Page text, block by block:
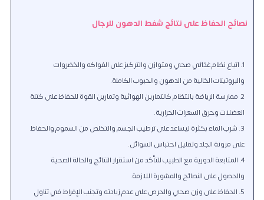
نصائح الحفاظ على نتائج شفط الدهون للرجال
اتباع نظام غذائي صحي ومتوازن والتركيز على الفواكه والخضروات
والبروتينات الخالية من الدهون والحبوب الكاملة.
ممارسة الرياضة بانتظام كالتمارين الهوائية وتمارين القوة للحفاظ على كتلة
العضلات وحرق السعرات الحرارية.
شرب الماء بكثرة ليساعد على ترطيب الجسم والتخلص من السموم والحفاظ
على مرونة الجلد وتقليل احتباس السوائل.
المتابعة الدورية مع الطبيب للتأكد من استقرار النتائج والحالة الصحية
والحصول على النصائح والمشورة اللازمة.
الحفاظ على وزن صحي والحرص على عدم زيادته وتجنب الإفراط في تناول